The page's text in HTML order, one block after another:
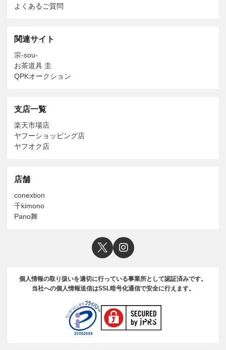
よくあるご質問
関連サイト
宗-sou-
お茶道具 圭
QPKオークション
支店一覧
楽天市場店
ヤフーショッピング店
ヤフオク店
店舗
conextion
千kimono
Pano舞
個人情報の取り扱いを適切に行っている事業所として認証済みです。
当社への個人情報送信はSSL暗号化通信で安全に行えます。